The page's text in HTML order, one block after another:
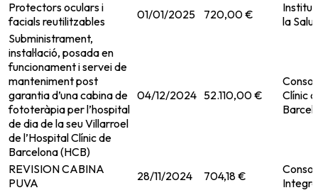
Protectors oculars i
facials reutilitzables
01/01/2025 720,00 €
la
Subministrament,
instal·lació, posada en
funcionament i servei de
manteniment post
garantia d’una cabina de
fototeràpia per l’hospital
de dia de la seu Villarroel
de l’Hospital Clínic de
Barcelona (HCB)
04/12/2024 52.110,00 €
Clínic
REVISION CABINA
PUVA
28/11/2024 704,18 €